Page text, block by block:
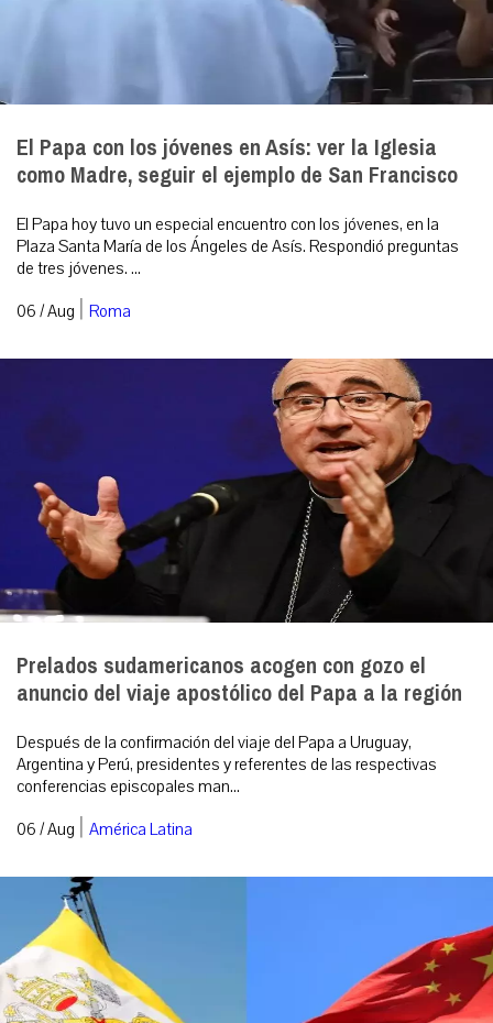
El Papa con los jóvenes en Asís: ver la Iglesia
como Madre, seguir el ejemplo de San Francisco
El Papa hoy tuvo un especial encuentro con los jóvenes, en la
Plaza Santa María de los Ángeles de Asís. Respondió preguntas
de tres jóvenes. ...
06 / Aug | Roma
Prelados sudamericanos acogen con gozo el
anuncio del viaje apostólico del Papa a la región
Después de la confirmación del viaje del Papa a Uruguay,
Argentina y Perú, presidentes y referentes de las respectivas
conferencias episcopales man...
06 / Aug | América Latina